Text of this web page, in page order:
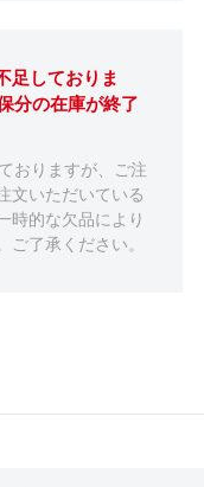
足しておりま
分の在庫が終了
おりますが、ご注
文いただいている
時的な欠品により
ご了承ください。